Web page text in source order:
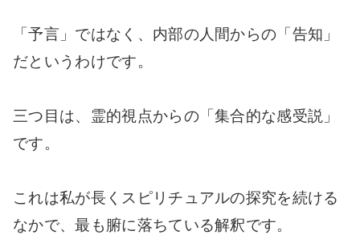
「予言」ではなく、内部の人間からの「告知」
だというわけです。
三つ目は、霊的視点からの「集合的な感受説」
です。
これは私が長くスピリチュアルの探究を続ける
なかで、最も腑に落ちている解釈です。